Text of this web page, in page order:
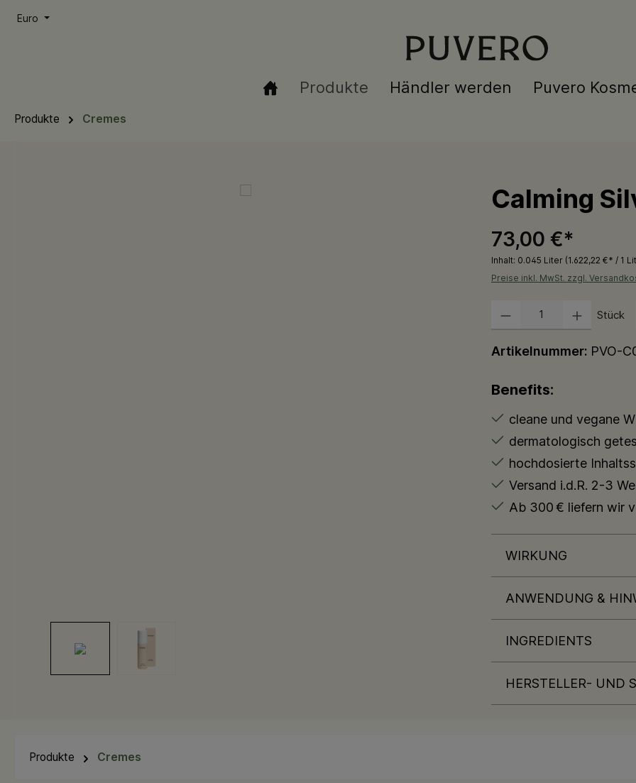
Euro
Produkte Händler werden Puvero
Produkte Cremes
Calming
73,00 €*
Inhalt: 0.045 Liter (1.622,22 €* / 1
Preise inkl. MwSt. zzgl.
Stück
Artikelnummer: PVO-
Benefits:
cleane und vegane
dermatologisch
hochdosierte
Versand i.d.R. 2-3
Ab 300 € liefern wir
WIRKUNG
ANWENDUNG &
INGREDIENTS
HERSTELLER- UND
Produkte Cremes